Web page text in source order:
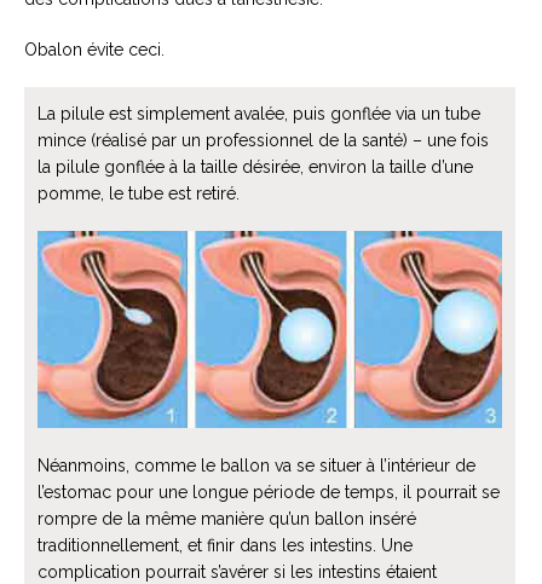
Obalon évite ceci.
La pilule est simplement avalée, puis gonflée via un tube
mince (réalisé par un professionnel de la santé) – une fois
la pilule gonflée à la taille désirée, environ la taille d’une
pomme, le tube est retiré.
Néanmoins, comme le ballon va se situer à l’intérieur de
l’estomac pour une longue période de temps, il pourrait se
rompre de la même manière qu’un ballon inséré
traditionnellement, et finir dans les intestins. Une
complication pourrait s’avérer si les intestins étaient